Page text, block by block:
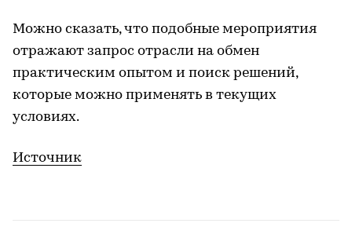
Можно сказать, что подобные мероприятия
отражают запрос отрасли на обмен
практическим опытом и поиск решений,
которые можно применять в текущих
условиях.
Источник